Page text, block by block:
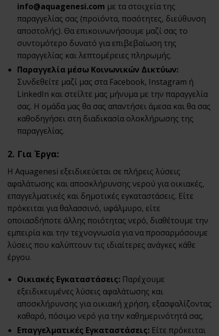
info@aquagenesi.com με τα στοιχεία της
παραγγελίας σας (προϊόντα, ποσότητες, διεύθυνση
αποστολής). Θα επικοινωνήσουμε μαζί σας το
συντομότερο δυνατό για επιβεβαίωση της
παραγγελίας και λεπτομέρειες πληρωμής.
Παραγγελία μέσω Κοινωνικών Δικτύων:
Συνδεθείτε μαζί μας στα Facebook, Instagram ή
LinkedIn και στείλτε μας μήνυμα με την παραγγελία
σας. Η ομάδα μας θα σας απαντήσει άμεσα και θα σας
καθοδηγήσει στη διαδικασία ολοκλήρωσης της
παραγγελίας.
2. Για Έργα:
Η Aquagenesi εξειδικεύεται σε πλήρεις λύσεις
αφαλάτωσης και αποσκλήρυνσης νερού για οικιακές,
επαγγελματικές και δημοτικές εγκαταστάσεις. Είτε
πρόκειται για θαλασσινό, υφάλμυρο, είτε
οποιασδήποτε άλλης ποιότητας νερό, διαθέτουμε την
εμπειρία και την τεχνογνωσία για να προσαρμόσουμε
λύσεις που καλύπτουν τις ιδιαίτερες ανάγκες κάθε
έργου.
Οικιακές Εγκαταστάσεις: Παρέχουμε
εξειδικευμένες λύσεις αφαλάτωσης και
αποσκλήρυνσης για οικιακή χρήση, εξασφαλίζοντας
καθαρό, πόσιμο νερό για την καθημερινότητά σας.
Επαγγελματικές Εγκαταστάσεις: Είτε πρόκειται